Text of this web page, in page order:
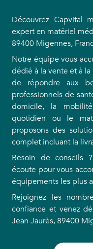
Découvrez Capvital
expert en matériel
89400 Migennes,
Notre équipe vous
dédié à la vente et à
de répondre aux
professionnels de
domicile, la
quotidien ou le
proposons des
complet incluant la
Besoin de conseils
écoute pour vous
équipements les plus
Rejoignez les
confiance et venez
Jean Jaurès, 89400